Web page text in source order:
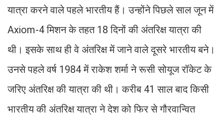
यात्रा करने वाले पहले भारतीय हैं। उन्होंने पिछले साल जून में
Axiom-4 मिशन के तहत 18 दिनों की अंतरिक्ष यात्रा की
थी। इसके साथ ही वे अंतरिक्ष में जाने वाले दूसरे भारतीय बने।
उनसे पहले वर्ष 1984 में राकेश शर्मा ने रूसी सोयूज रॉकेट के
जरिए अंतरिक्ष की यात्रा की थी। करीब 41 साल बाद किसी
भारतीय की अंतरिक्ष यात्रा ने देश को फिर से गौरवान्वित